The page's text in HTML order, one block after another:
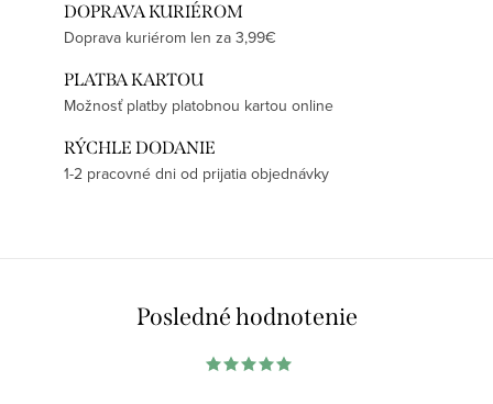
DOPRAVA KURIÉROM
Doprava kuriérom len za 3,99€
PLATBA KARTOU
Možnosť platby platobnou kartou online
RÝCHLE DODANIE
1-2 pracovné dni od prijatia objednávky
Posledné hodnotenie